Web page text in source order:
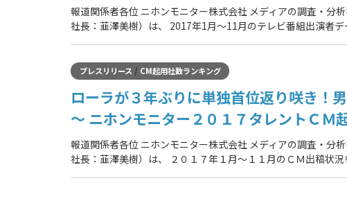
報道関係者各位 ニホンモニター株式会社 メディアの調査・分
社長：韮澤美樹）は、 2017年1月～11月のテレビ番組出演者
プレスリリース/ CM起用社数ランキング
ローラが３年ぶりに単独首位返り咲き！
～ ニホンモニター２０１７タレントＣＭ
報道関係者各位 ニホンモニター株式会社 メディアの調査・分
社長：韮澤美樹）は、 ２０１７年１月～１１月のＣＭ出稿状